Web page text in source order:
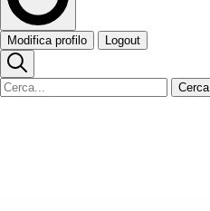
Modifica profilo Logout
Cerca